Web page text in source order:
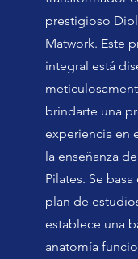
prestigioso
Matwork. Este
integral está
brindarte una
experiencia en
la enseñanza
Pilates. Se
plan de
establece una
anatomía